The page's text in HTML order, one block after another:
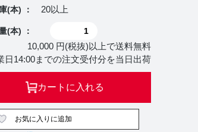
(本) ： 20以上
(本) ：
10,000 円(税抜)以上で送料無料
日14:00までの注文受付分を当日出荷
カートに入れる
お気に入りに追加